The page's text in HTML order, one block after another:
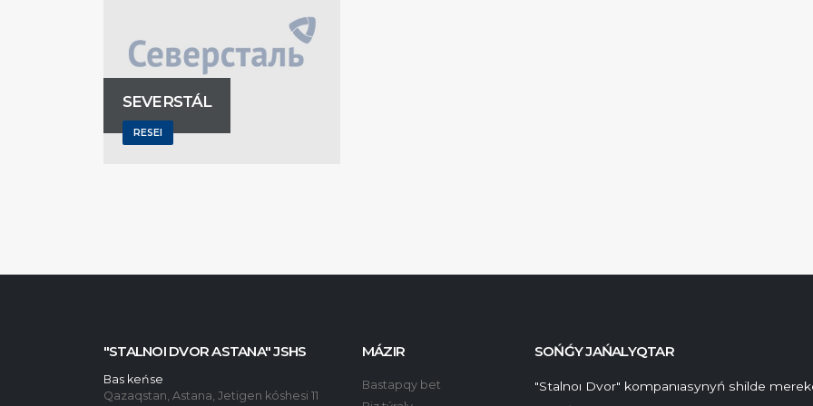
SEVERSTÁL
RESEI
"STALNOI DVOR ASTANA" JSHS
Bas keńse
Qazaqstan, Astana, Jetigen kóshesi 11
MÁZIR
Bastapqy bet
SOŃǴY JAŃALYQTAR
"Stalnoı Dvor" kompanıasynyń shilde